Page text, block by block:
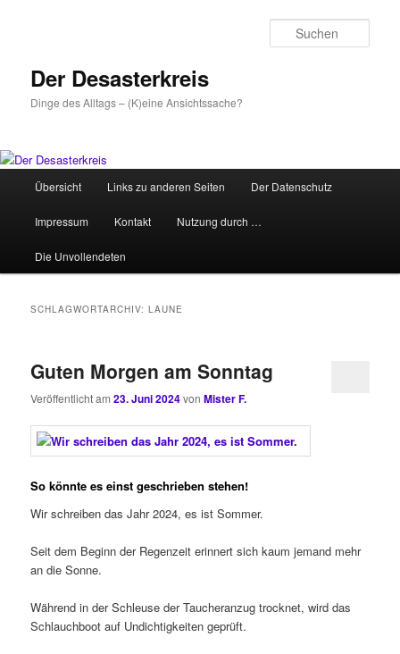
Der Desasterkreis
Dinge des Alltags – (K)eine Ansichtssache?
HauptmenüÜbersicht Links zu anderen Seiten Der Datenschutz
Impressum Kontakt Nutzung durch …
Die Unvollendeten
SCHLAGWORTARCHIV:LAUNE
Guten Morgen am Sonntag
Veröffentlicht am23. Juni 2024vonMister F.
So könnte es einst geschrieben stehen!
Wir schreiben das Jahr 2024, es ist Sommer.
Seit dem Beginn der Regenzeit erinnert sich kaum jemand mehr
an die Sonne.
Während in der Schleuse der Taucheranzug trocknet, wird das
Schlauchboot auf Undichtigkeiten geprüft.